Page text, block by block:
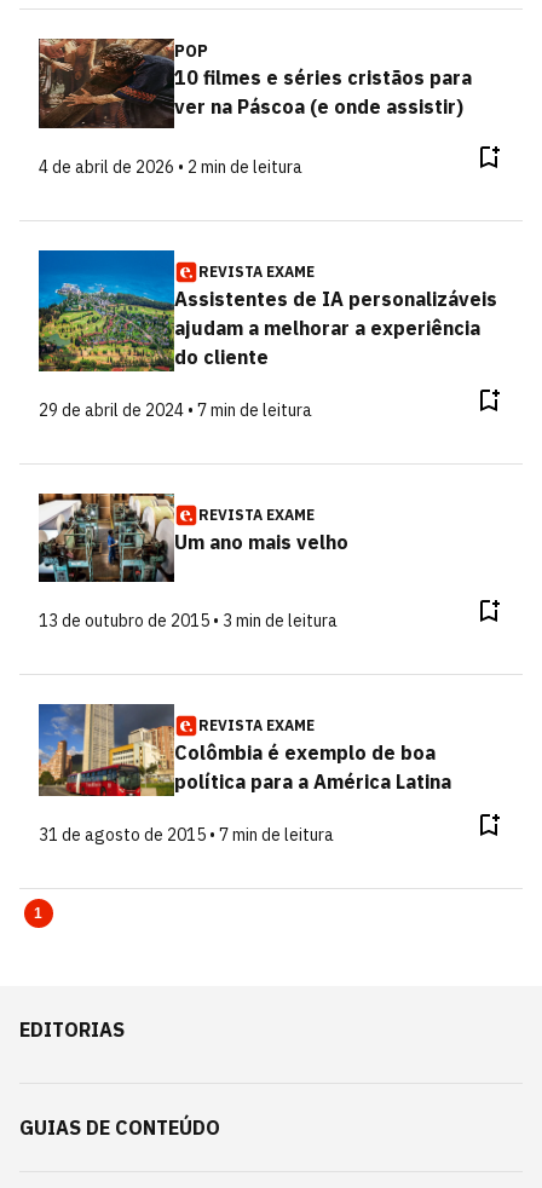
POP
10 filmes e séries cristãos para
ver na Páscoa (e onde assistir)
4 de abril de 2026 • 2 min de leitura
REVISTA EXAME
Assistentes de IA personalizáveis
ajudam a melhorar a experiência
do cliente
29 de abril de 2024 • 7 min de leitura
REVISTA EXAME
Um ano mais velho
13 de outubro de 2015 • 3 min de leitura
REVISTA EXAME
Colômbia é exemplo de boa
política para a América Latina
31 de agosto de 2015 • 7 min de leitura
1
EDITORIAS
GUIAS DE CONTEÚDO